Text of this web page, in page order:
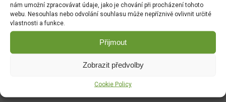
nám umožní zpracovávat údaje, jako je chování při procházení tohoto
webu. Nesouhlas nebo odvolání souhlasu může nepříznivě ovlivnit určité
vlastnosti a funkce.
Přijmout
Zobrazit předvolby
Cookie Policy
44.00Kč
DO KOŠÍKU
Hrách zahradní - Antony
DO KOŠÍKU